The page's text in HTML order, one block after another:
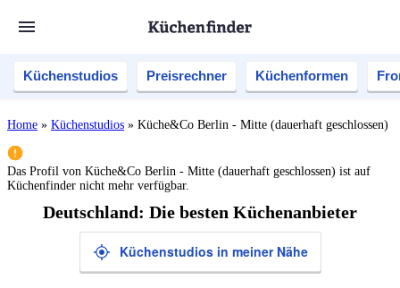
Küchenstudios Preisrechner Küchenformen
Home » Küchenstudios » Küche&Co Berlin - Mitte (dauerhaft geschlossen)
Das Profil von Küche&Co Berlin - Mitte (dauerhaft geschlossen) ist auf
Küchenfinder nicht mehr verfügbar.
Deutschland: Die besten Küchenanbieter
Küchenstudios in meiner Nähe